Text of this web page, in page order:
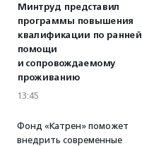
Минтруд представил
программы повышения
квалификации по ранней
помощи
и сопровождаемому
проживанию
13:45
Фонд «Катрен» поможет
внедрить современные